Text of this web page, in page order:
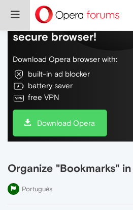
Do more on the web,
secure browser!
Download Opera browser with:
built-in ad blocker
battery saver
free VPN
Download Opera
Organize "Bookmarks"
Português